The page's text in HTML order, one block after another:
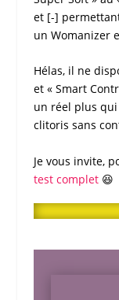
et [-]
un Womanizer
Hélas, il ne
et « Smart
un réel plus
clitoris sans
Je vous invite,
test complet😆